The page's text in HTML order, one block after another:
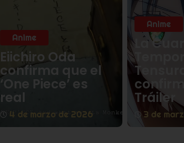
Anime
Eiichiro Oda
confirma que el
‘One Piece’ es
real
4 de marzo de 2026
Anime
La
Tensura
Tráiler
3 de